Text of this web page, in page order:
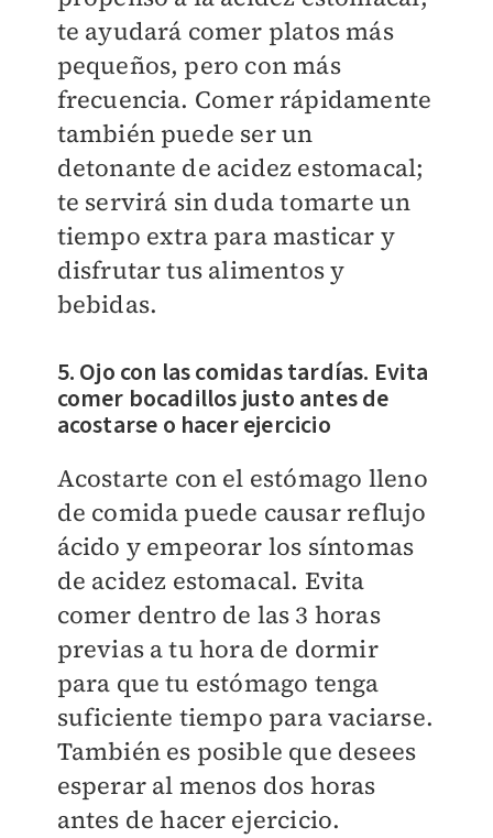
te ayudará comer platos más
pequeños, pero con más
frecuencia. Comer rápidamente
también puede ser un
detonante de acidez estomacal;
te servirá sin duda tomarte un
tiempo extra para masticar y
disfrutar tus alimentos y
bebidas.
5. Ojo con las comidas tardías. Evita
comer bocadillos justo antes de
acostarse o hacer ejercicio
Acostarte con el estómago lleno
de comida puede causar reflujo
ácido y empeorar los síntomas
de acidez estomacal. Evita
comer dentro de las 3 horas
previas a tu hora de dormir
para que tu estómago tenga
suficiente tiempo para vaciarse.
También es posible que desees
esperar al menos dos horas
antes de hacer ejercicio.